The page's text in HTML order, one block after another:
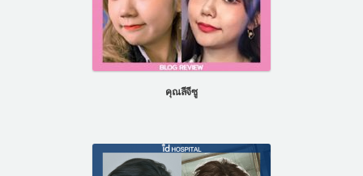
คุณลีจีซู